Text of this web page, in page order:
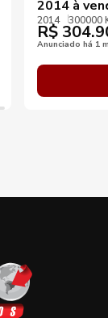
2014 à
2014 300000
R$
Anunciado há 1